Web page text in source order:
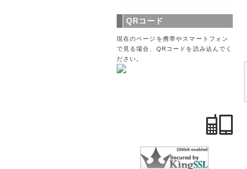
QRコード
現在のページを携帯やスマートフォン
で見る場合、QRコードを読み込んでく
ださい。